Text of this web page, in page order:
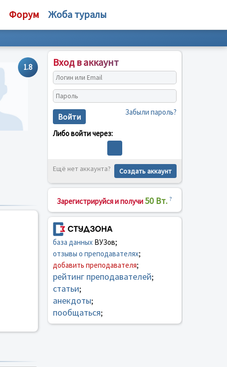
Форум Жоба туралы
1.8 Вход в аккаунт
Войти Забыли пароль?
Либо войти через:
Ещё нет аккаунта? Создать аккаунт
Зарегистрируйся и получи 50 Вт. ?
база данныхВУЗов;
отзывы о преподавателях;
добавить преподавателя;
рейтинг преподавателей;
статьи;
анекдоты;
пообщаться;